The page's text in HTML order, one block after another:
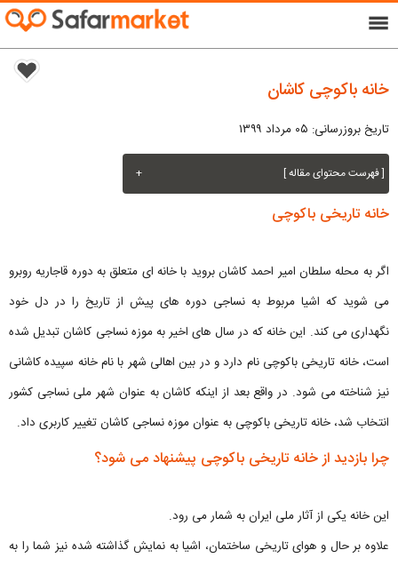
menu
خانه باکوچی کاشان
تاریخ بروزرسانی: ۰۵ مرداد ۱۳۹۹
[ فهرست محتوای مقاله ] +
خانه تاریخی باکوچی
اگر به محله سلطان امیر احمد کاشان بروید با خانه ای متعلق به دوره قاجاریه روبرو
می شوید که اشیا مربوط به نساجی دوره های پیش از تاریخ را در دل خود
نگهداری می کند. این خانه که در سال های اخیر به موزه نساجی کاشان تبدیل شده
است، خانه تاریخی باکوچی نام دارد و در بین اهالی شهر با نام خانه سپیده کاشانی
نیز شناخته می شود. در واقع بعد از اینکه کاشان به عنوان شهر ملی نساجی کشور
انتخاب شد، خانه تاریخی باکوچی به عنوان موزه نساجی کاشان تغییر کاربری داد.
چرا بازدید از خانه تاریخی باکوچی پیشنهاد می شود؟
این خانه یکی از آثار ملی ایران به شمار می رود.
علاوه بر حال و هوای تاریخی ساختمان، اشیا به نمایش گذاشته شده نیز شما را به